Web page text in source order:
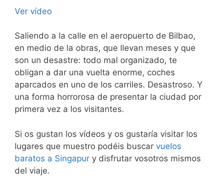
Ver vídeo
Saliendo a la calle en el aeropuerto de Bilbao,
en medio de la obras, que llevan meses y que
son un desastre: todo mal organizado, te
obligan a dar una vuelta enorme, coches
aparcados en uno de los carriles. Desastroso. Y
una forma horrorosa de presentar la ciudad por
primera vez a los visitantes.
Si os gustan los vídeos y os gustaría visitar los
lugares que muestro podéis buscar vuelos
baratos a Singapur y disfrutar vosotros mismos
del viaje.